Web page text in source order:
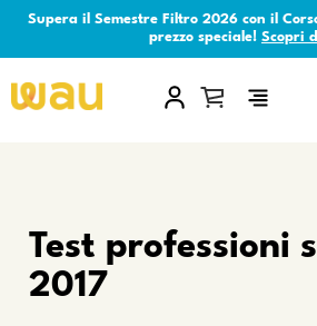
Supera il Semestre Filtro 2026 con il
prezzo speciale! Scopri
×
Test professioni
2017